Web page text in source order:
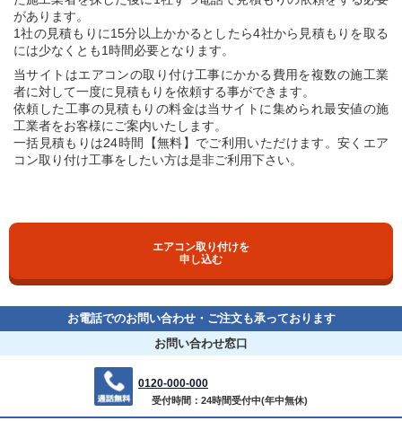
があります。
1社の見積もりに15分以上かかるとしたら4社から見積もりを取る
には少なくとも1時間必要となります。
当サイトはエアコンの取り付け工事にかかる費用を複数の施工業
者に対して一度に見積もりを依頼する事ができます。
依頼した工事の見積もりの料金は当サイトに集められ最安値の施
工業者をお客様にご案内いたします。
一括見積もりは24時間【無料】でご利用いただけます。安くエア
コン取り付け工事をしたい方は是非ご利用下さい。
エアコン取り付けを
申し込む
お電話でのお問い合わせ・ご注文も承っております
お問い合わせ窓口
0120-000-000
受付時間：24時間受付中(年中無休)